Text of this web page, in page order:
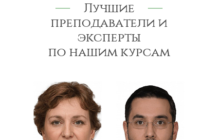
Лучшие
преподаватели и
эксперты
по нашим курсам